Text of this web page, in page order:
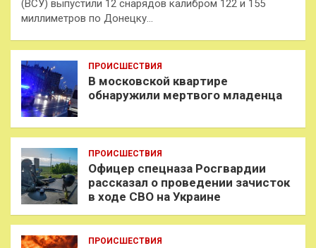
(ВСУ) выпустили 12 снарядов калибром 122 и 155
миллиметров по Донецку…
ПРОИСШЕСТВИЯ
В московской квартире
обнаружили мертвого младенца
ПРОИСШЕСТВИЯ
Офицер спецназа Росгвардии
рассказал о проведении зачисток
в ходе СВО на Украине
ПРОИСШЕСТВИЯ